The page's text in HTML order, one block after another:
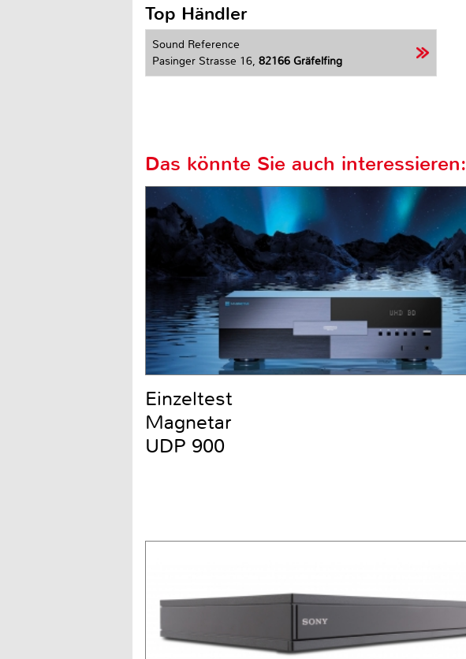
Top Händler
Sound Reference
Pasinger Strasse 16, 82166 Gräfelfing
Das könnte Sie auch interessieren:
Einzeltest
Magnetar
UDP 900